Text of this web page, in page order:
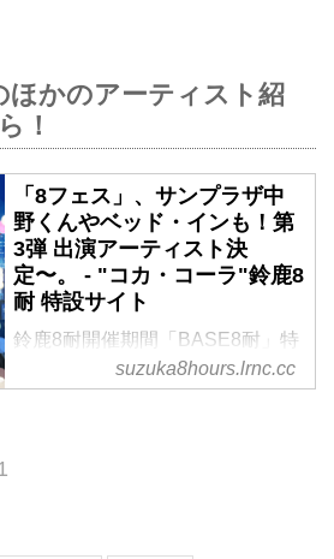
ほかのアーティスト紹
！
「8フェス」、サンプラザ中
野くんやベッド・インも！第
3弾 出演アーティスト決
定〜。 - "コカ・コーラ"鈴鹿8
耐 特設サイト
鈴鹿8耐開催期間「BASE8耐」特
設ステージで開催する音楽イベン
ト「8フェス」の出場アーティス
suzuka8hours.lrnc.cc